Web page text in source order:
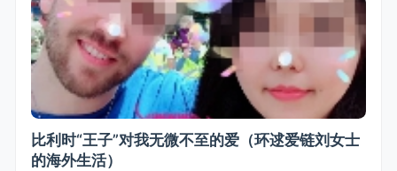
比利时“王子”对我无微不至的爱（环逑爱链刘女士
的海外生活）